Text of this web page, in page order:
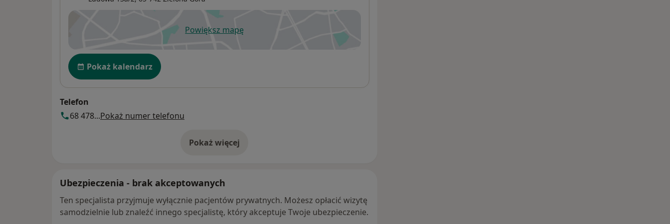
Powiększ mapęotwiera się w nowej karcie
Dostępność
Pokaż kalendarz
Telefon
68 478...Pokaż numer telefonu
Pokaż więcej
o adresie
Ubezpieczenia - brak akceptowanych
Ten specjalista przyjmuje wyłącznie pacjentów prywatnych. Możesz opłacić wizytę
samodzielnie lub znaleźć innego specjalistę, który akceptuje Twoje ubezpieczenie.